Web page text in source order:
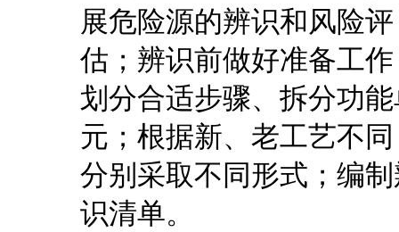
展危险源的辨识和风险评
估；辨识前做好准备工
划分合适步骤、拆分功
元；根据新、老工艺不
分别采取不同形式；编
识清单。